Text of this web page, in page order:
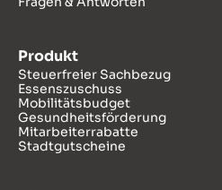
Produkt
Steuerfreier Sachbezug
Essenszuschuss
Mobilitätsbudget
Gesundheitsförderung
Mitarbeiterrabatte
Stadtgutscheine